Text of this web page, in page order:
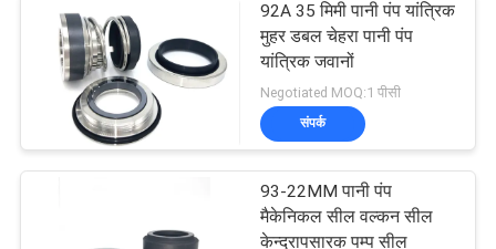
92A 35 मिमी पानी पंप यांत्रिक
मुहर डबल चेहरा पानी पंप
यांत्रिक जवानों
Negotiated MOQ:1 पीसी
संपर्क
93-22MM पानी पंप
मैकेनिकल सील वल्कन सील
केन्द्रापसारक पम्प सील